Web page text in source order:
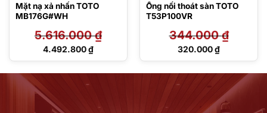
Mặt nạ xả nhấn TOTO
MB176G#WH
5.616.000₫
Giá
4.492.800₫
Giá
Ống nối thoát sàn TOTO
T53P100VR
344.000₫
Giá
320.000₫
Giá
320.000 ₫.